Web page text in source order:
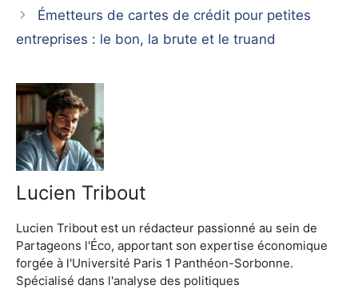
Émetteurs de cartes de crédit pour petites
entreprises : le bon, la brute et le truand
Lucien Tribout
Lucien Tribout est un rédacteur passionné au sein de
Partageons l'Éco, apportant son expertise économique
forgée à l'Université Paris 1 Panthéon-Sorbonne.
Spécialisé dans l'analyse des politiques